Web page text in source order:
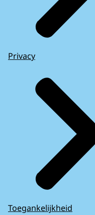
Privacy
Toegankelijkheid